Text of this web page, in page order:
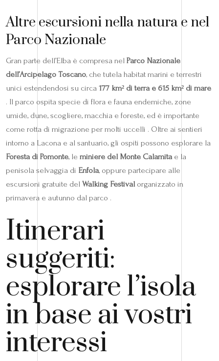
Altre escursioni nella natura e nel
Parco Nazionale
Gran parte dell’Elba è compresa nel Parco Nazionale
dell’Arcipelago Toscano, che tutela habitat marini e terrestri
unici estendendosi su circa 177 km² di terra e 615 km² di mare
. Il parco ospita specie di flora e fauna endemiche, zone
umide, dune, scogliere, macchia e foreste, ed è importante
come rotta di migrazione per molti uccelli . Oltre ai sentieri
intorno a Lacona e al santuario, gli ospiti possono esplorare la
Foresta di Pomonte, le miniere del Monte Calamitae la
penisola selvaggia di Enfola, oppure partecipare alle
escursioni gratuite del Walking Festivalorganizzato in
primavera e autunno dal parco .
Itinerari
suggeriti:
esplorare l’isola
in base ai vostri
interessi